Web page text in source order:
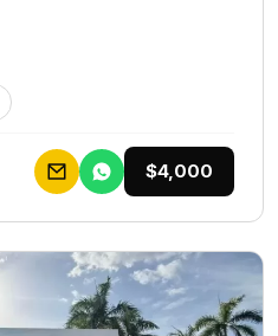
$4,000